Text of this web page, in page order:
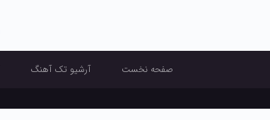
صفحه نخست آرشیو تک آهنگ